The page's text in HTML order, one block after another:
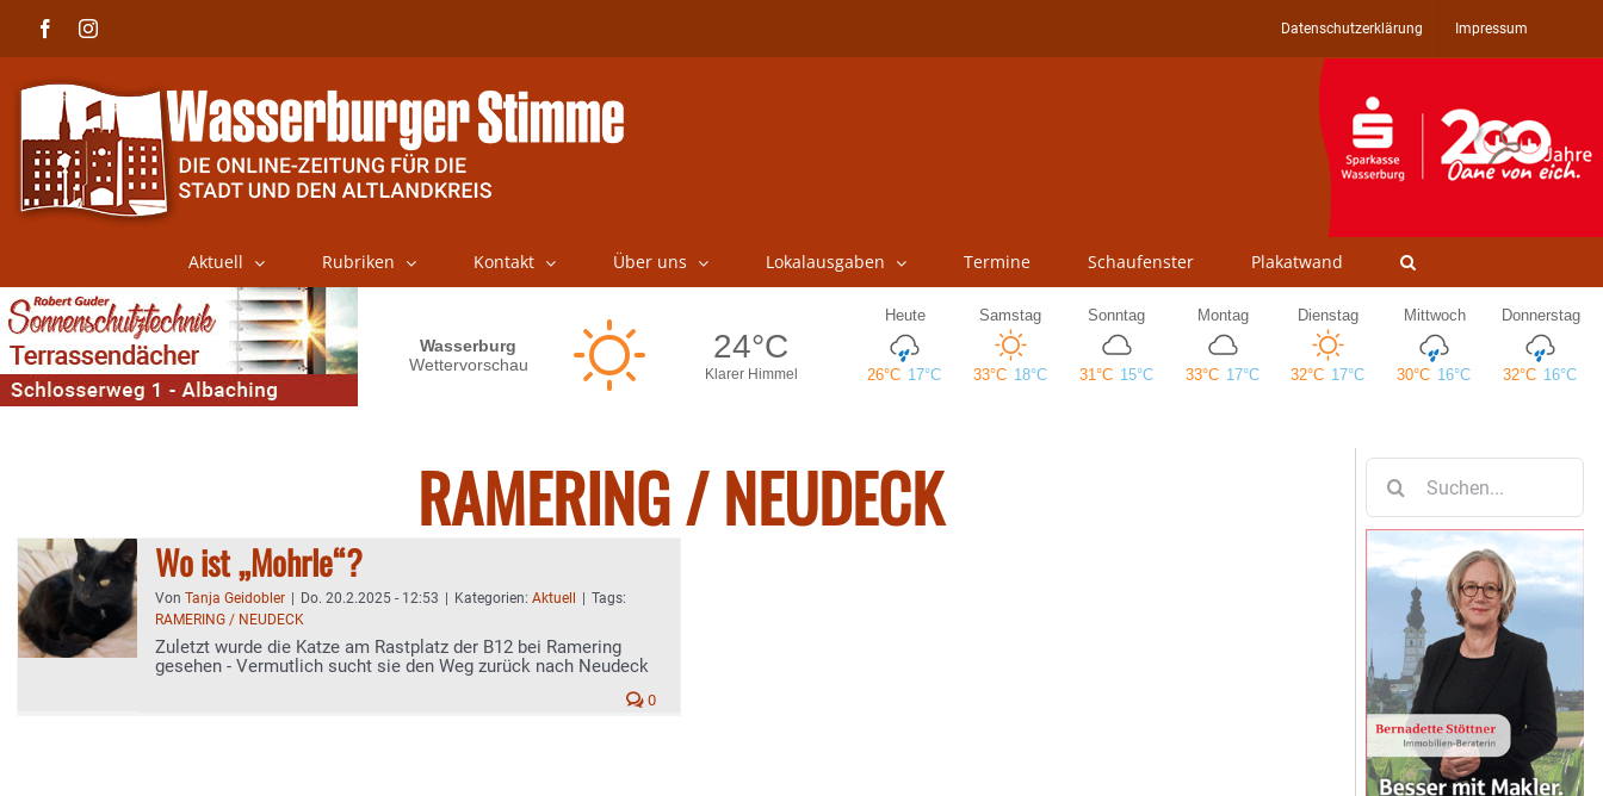
FacebookInstagram Datenschutzerklärung Impressum
Aktuell Rubriken Kontakt Über uns Lokalausgaben Termine Schaufenster Plakatwand
RAMERING / NEUDECK
Wo ist „Mohrle“?
Von Tanja Geidobler Do. 20.2.2025 - 12:53 Kategorien: Aktuell
Tags:
RAMERING / NEUDECK
Zuletzt wurde die Katze am Rastplatz der B12 bei Ramering
gesehen - Vermutlich sucht sie den Weg zurück nach Neudeck
0
nach: